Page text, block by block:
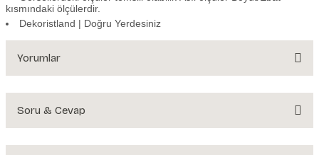
kısmındaki ölçülerdir.
Dekoristland | Doğru Yerdesiniz
Yorumlar
Soru & Cevap